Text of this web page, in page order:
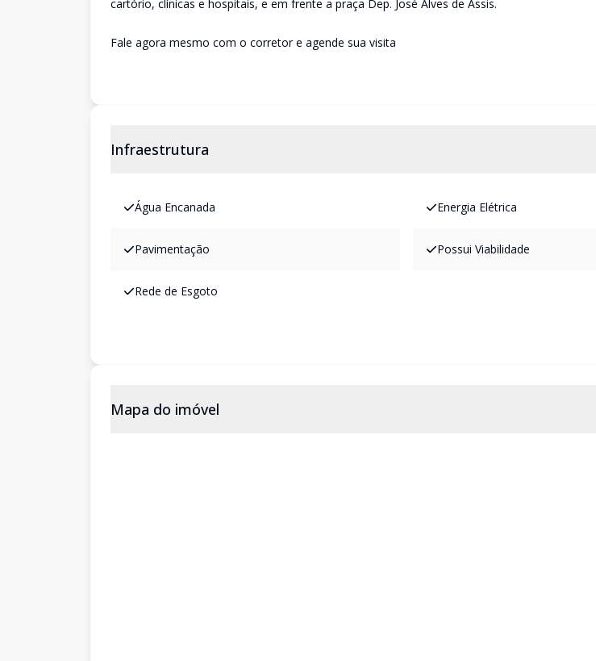
cartório, clínicas e hospitais, e em frente a praça Dep. José Alves de Assis.
Fale agora mesmo com o corretor e agende sua visita
Infraestrutura
Água Encanada Energia Elétrica
Pavimentação Possui Viabilidade
Rede de Esgoto
Mapa do imóvel